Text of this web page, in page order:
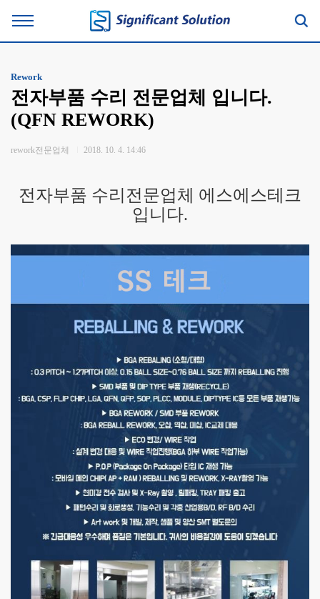
Rework
전자부품 수리 전문업체 입니다.
(QFN REWORK)
rework전문업체 2018. 10. 4. 14:46
전자부품 수리전문업체 에스에스테크
입니다.